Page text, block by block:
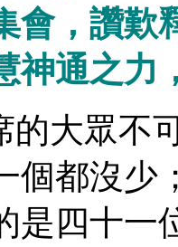
會，讚歎
神通之力
的大眾不
個都沒少
是四十一